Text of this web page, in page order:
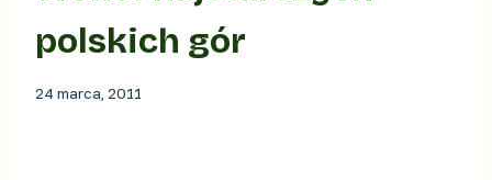
polskich gór
24 marca, 2011